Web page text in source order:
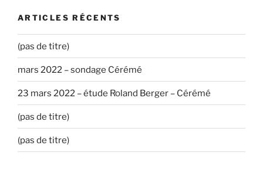
ARTICLES RÉCENTS
(pas de titre)
mars 2022 – sondage Cérémé
23 mars 2022 – étude Roland Berger – Cérémé
(pas de titre)
(pas de titre)